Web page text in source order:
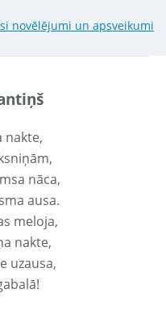
novēlējumi un apsveikumi
nakte,
nāca,
ausa.
meloja,
nakte,
uzausa,